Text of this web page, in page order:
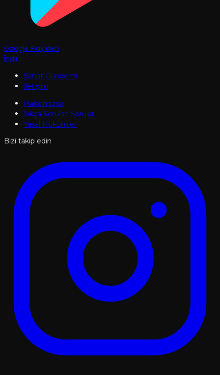
Google Play'den
İndir
Sanat Gündemi
İletişim
Hakkımızda
Sıkça Sorulan Sorular
Yasal Hükümler
Bizi takip edin